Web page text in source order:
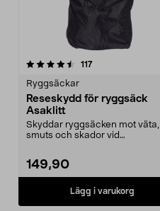
117recensioner
Ryggsäckar
Reseskydd för ryggsäck
Asaklitt
Skyddar ryggsäcken mot väta,
smuts och skador vid
149,90
Lägg i varukorg
4.5 av 5 stjärnor